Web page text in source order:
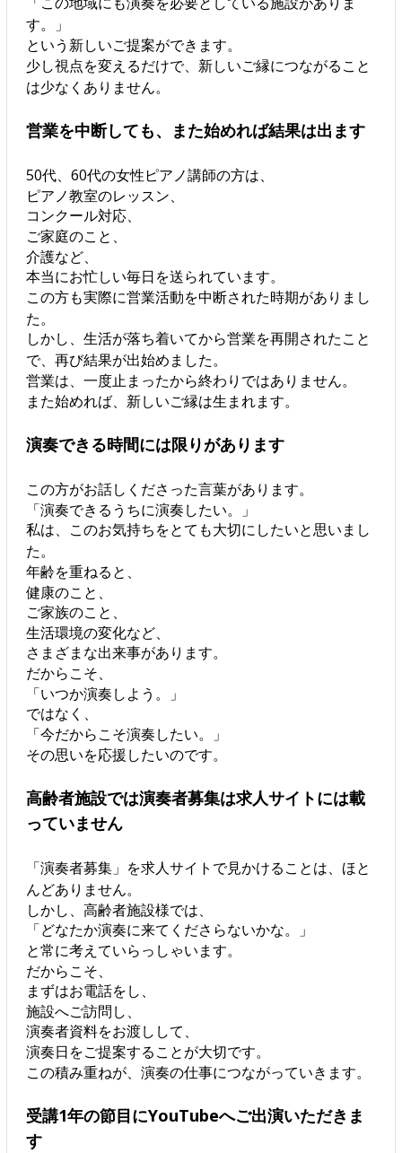
す。」
という新しいご提案ができます。
少し視点を変えるだけで、新しいご縁につながること
は少なくありません。
営業を中断しても、また始めれば結果は出ます
50代、60代の女性ピアノ講師の方は、
ピアノ教室のレッスン、
コンクール対応、
ご家庭のこと、
介護など、
本当にお忙しい毎日を送られています。
この方も実際に営業活動を中断された時期がありまし
た。
しかし、生活が落ち着いてから営業を再開されたこと
で、再び結果が出始めました。
営業は、一度止まったから終わりではありません。
また始めれば、新しいご縁は生まれます。
演奏できる時間には限りがあります
この方がお話しくださった言葉があります。
「演奏できるうちに演奏したい。」
私は、このお気持ちをとても大切にしたいと思いまし
た。
年齢を重ねると、
健康のこと、
ご家族のこと、
生活環境の変化など、
さまざまな出来事があります。
だからこそ、
「いつか演奏しよう。」
ではなく、
「今だからこそ演奏したい。」
その思いを応援したいのです。
高齢者施設では演奏者募集は求人サイトには載
っていません
「演奏者募集」を求人サイトで見かけることは、ほと
んどありません。
しかし、高齢者施設様では、
「どなたか演奏に来てくださらないかな。」
と常に考えていらっしゃいます。
だからこそ、
まずはお電話をし、
施設へご訪問し、
演奏者資料をお渡しして、
演奏日をご提案することが大切です。
この積み重ねが、演奏の仕事につながっていきます。
受講1年の節目にYouTubeへご出演いただきま
す